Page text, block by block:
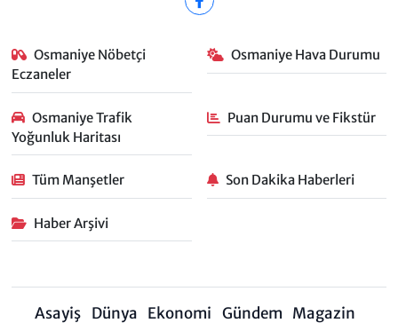
Osmaniye Nöbetçi
Eczaneler
Osmaniye Hava Durumu
Osmaniye Trafik
Yoğunluk Haritası
Puan Durumu ve Fikstür
Tüm Manşetler Son Dakika Haberleri
Haber Arşivi
Asayiş Dünya Ekonomi Gündem Magazin